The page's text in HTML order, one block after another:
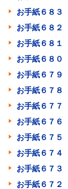
お手紙６８３
お手紙６８
お手紙６８１
お手紙６８０
お手紙６７９
お手紙６７８
お手紙６７７
お手紙６７６
お手紙６７５
お手紙６７４
お手紙６７
お手紙６７２